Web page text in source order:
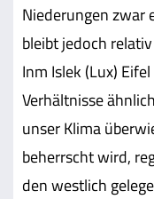
Niederungen zwar
bleibt jedoch
Inm Islek (Lux)
Verhältnisse
unser Klima
beherrscht wird,
den westlich